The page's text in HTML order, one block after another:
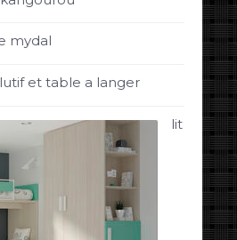
mydal
et table a langer
lit